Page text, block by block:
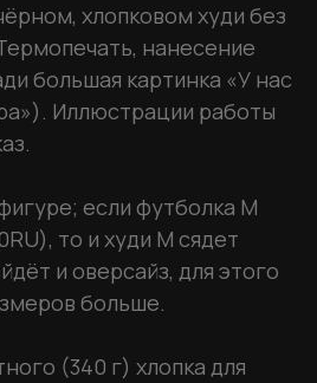
хлопковом худи без
нанесение
большая картинка «У нас
Иллюстрации работы
если футболка М
то и худи М сядет
и оверсайз, для этого
больше.
(340 г) хлопка для